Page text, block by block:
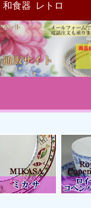
和食器 レトロ
洋食器：
イトフリ